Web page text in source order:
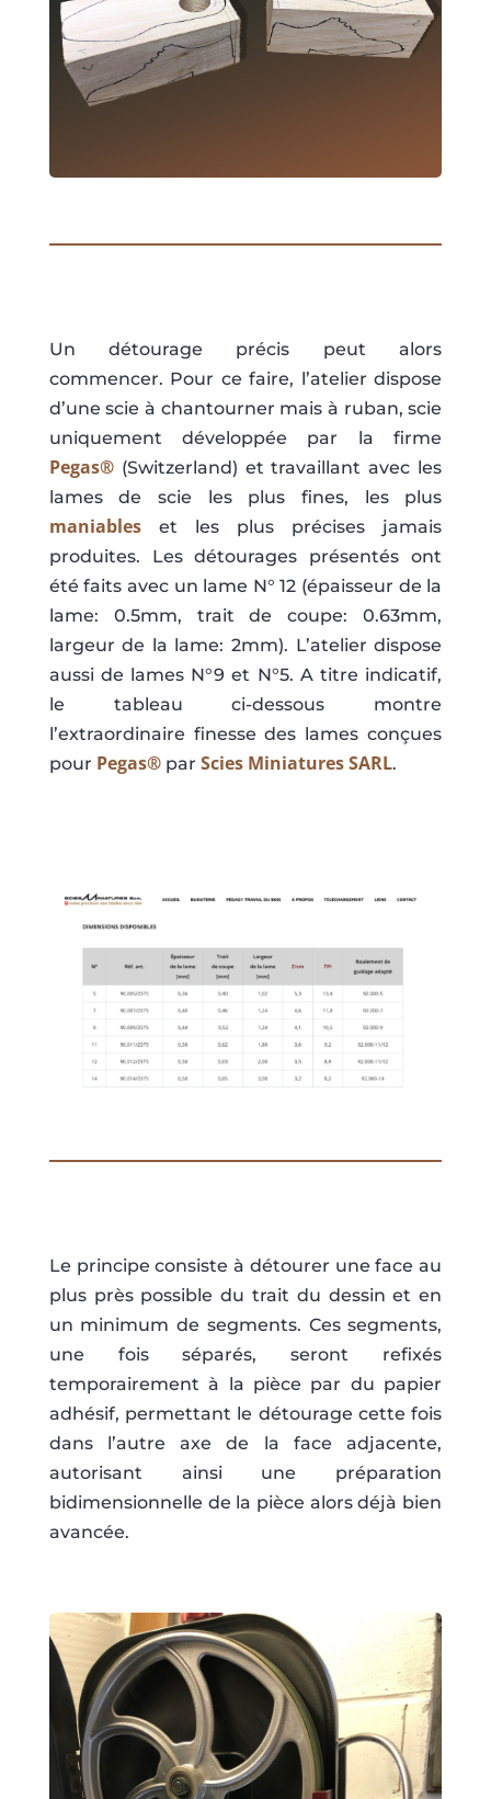
Un détourage précis peut alors
commencer. Pour ce faire, l’atelier dispose
d’une scie à chantourner mais à ruban, scie
uniquement développée par la firme
Pegas®(Switzerland) ettravaillant avec les
lames de scie les plus fines, les plus
maniableset les plus précises jamais
produites. Les détourages présentés ont
été faits avec un lame N° 12 (épaisseur de la
lame: 0.5mm, trait de coupe: 0.63mm,
largeur de la lame: 2mm). L’atelier dispose
aussi de lames N°9 et N°5. A titre indicatif,
le tableau ci-dessous montre
l’extraordinaire finesse des lames conçues
pour Pegas®par Scies Miniatures SARL.
Le principe consiste à détourer une face au
plus près possible du trait du dessin et en
un minimum de segments. Ces segments,
une fois séparés, seront refixés
temporairement à la pièce par du papier
adhésif, permettant le détourage cette fois
dans l’autre axe de la face adjacente,
autorisant ainsi une préparation
bidimensionnelle de la pièce alors déjà bien
avancée.